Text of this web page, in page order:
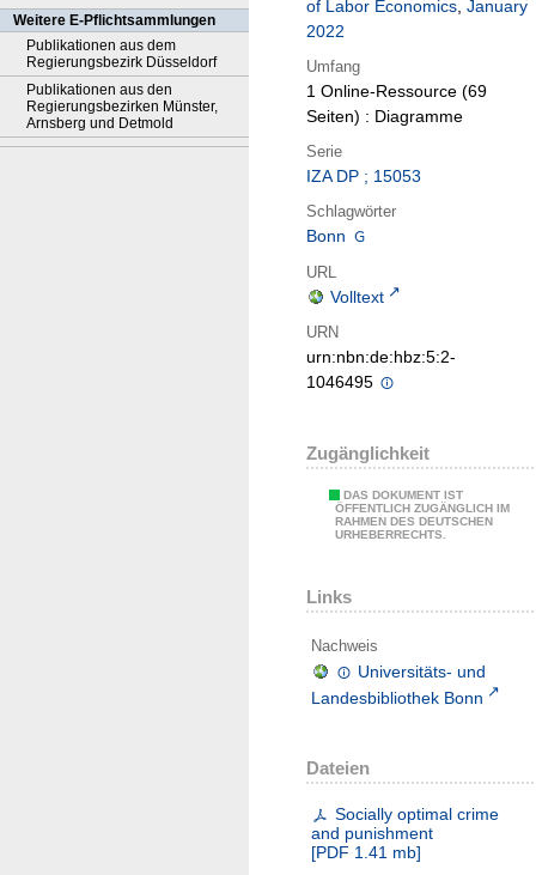
Weitere E-Pflichtsammlungen
Publikationen aus dem
Regierungsbezirk Düsseldorf
Publikationen aus den
Regierungsbezirken Münster,
Arnsberg und Detmold
of Labor Economics, January
2022
Umfang
1 Online-Ressource (69
Seiten) : Diagramme
Serie
IZA DP ; 15053
Schlagwörter
Bonn
URL
Volltext
URN
urn:nbn:de:hbz:5:2-
1046495
Zugänglichkeit
DAS DOKUMENT IST
ÖFFENTLICH ZUGÄNGLICH IM
RAHMEN DES DEUTSCHEN
URHEBERRECHTS.
Links
Nachweis
Universitäts- und
Landesbibliothek Bonn
Dateien
Socially optimal crime
and punishment
[PDF 1.41 mb]